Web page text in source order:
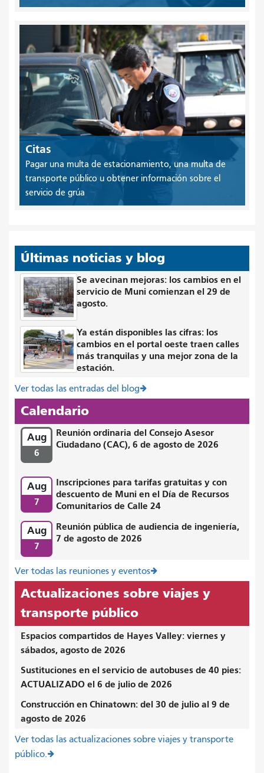
Citas
Pagar una multa de estacionamiento, una multa de
transporte público u obtener información sobre el
servicio de grúa
Últimas noticias y blog
Se avecinan mejoras: los cambios en el
servicio de Muni comienzan el 29 de
agosto.
Ya están disponibles las cifras: los
cambios en el portal oeste traen calles
más tranquilas y una mejor zona de la
estación.
Ver todas las entradas del blog
Calendario
Aug
6
Reunión ordinaria del Consejo Asesor
Ciudadano (CAC), 6 de agosto de 2026
Aug
7
Inscripciones para tarifas gratuitas y con
descuento de Muni en el Día de Recursos
Comunitarios de Calle 24
Aug
7
Reunión pública de audiencia de ingeniería,
7 de agosto de 2026
Ver todas las reuniones y eventos
Actualizaciones sobre viajes y
transporte público
Espacios compartidos de Hayes Valley: viernes y
sábados, agosto de 2026
Sustituciones en el servicio de autobuses de 40 pies:
ACTUALIZADO el 6 de julio de 2026
Construcción en Chinatown: del 30 de julio al 9 de
agosto de 2026
Ver todas las actualizaciones sobre viajes y transporte
público.